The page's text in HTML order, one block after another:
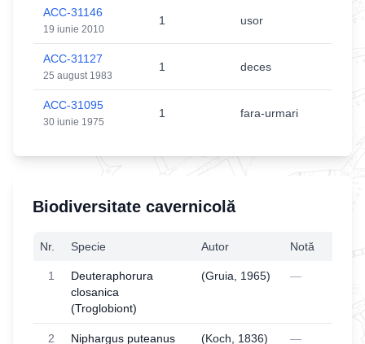
ACC-31146
19 iunie 2010
1 usor
ACC-31127
25 august 1983
1 deces
ACC-31095
30 iunie 1975
1 fara-urmari
Biodiversitate cavernicolă
Nr. Specie Autor Notă
1
Deuteraphorura
closanica
(Troglobiont)
(Gruia, 1965) —
2 Niphargus puteanus (Koch, 1836) —